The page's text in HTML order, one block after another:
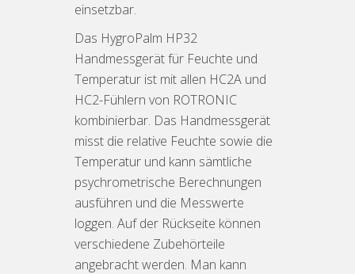
einsetzbar.
Das HygroPalm HP32
Handmessgerät für Feuchte und
Temperatur ist mit allen HC2A und
HC2-Fühlern von ROTRONIC
kombinierbar. Das Handmessgerät
misst die relative Feuchte sowie die
Temperatur und kann sämtliche
psychrometrische Berechnungen
ausführen und die Messwerte
loggen. Auf der Rückseite können
verschiedene Zubehörteile
angebracht werden. Man kann